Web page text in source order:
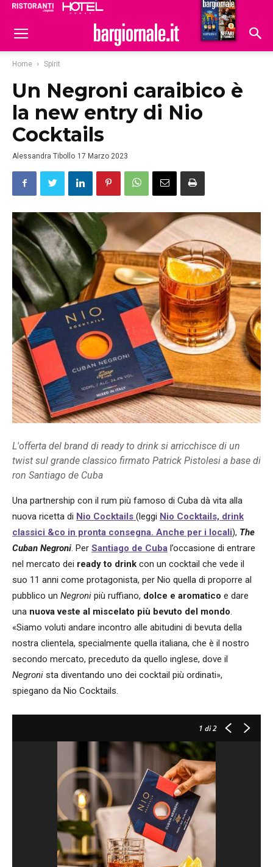
Hoteldomani
Home Spirit
Un Negroni caraibico è
la new entry di Nio
Cocktails
Alessandra Tibollo 17 Marzo 2023
L'offerta del brand di ready to drink si arricchisce di un
twist sul grande classico firmato Patrick Pistolesi a base di
ron Santiago de Cuba
Una partnership con il rum più famoso di Cuba dà vita alla
nuova ricetta di Nio Cocktails (leggi Nio Cocktails, drink
classici &co in pronta consegna. Anche per i locali), The
Cuban Negroni. Per Santiago de Cuba l’occasione di entrare
nel mercato dei ready to drink con un cocktail che vede il
suo 11 anni come protagonista, per Nio quella di proporre al
pubblico un Negroni più ruffiano, dolce e aromatico e dare
una nuova veste al miscelato più bevuto del mondo.
«Siamo voluti andare incontro alle abitudini di bevuta della
nostra clientela, specialmente quella italiana, che è il nostro
secondo mercato, preceduto da quello inglese, dove il
Negroni sta diventando uno dei cocktail più ordinati»,
spiegano da Nio Cocktails.
1 di 2